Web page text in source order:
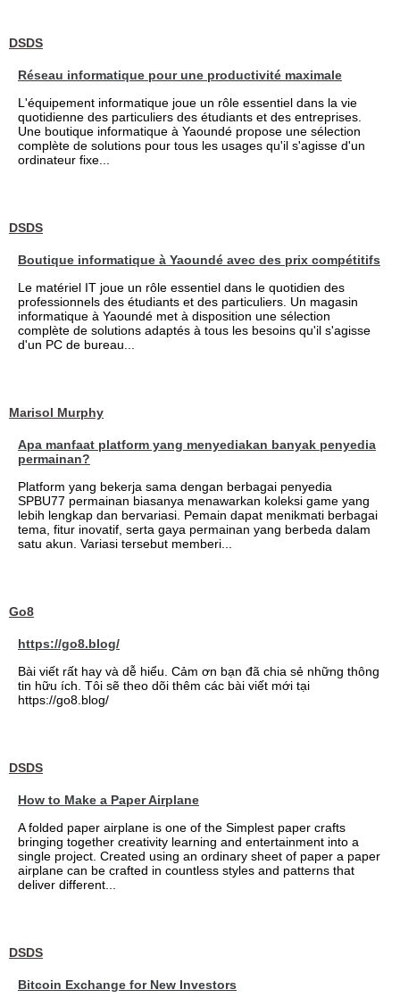
DSDS
Réseau informatique pour une productivité maximale
L'équipement informatique joue un rôle essentiel dans la vie
quotidienne des particuliers des étudiants et des entreprises.
Une boutique informatique à Yaoundé propose une sélection
complète de solutions pour tous les usages qu'il s'agisse d'un
ordinateur fixe...
DSDS
Boutique informatique à Yaoundé avec des prix compétitifs
Le matériel IT joue un rôle essentiel dans le quotidien des
professionnels des étudiants et des particuliers. Un magasin
informatique à Yaoundé met à disposition une sélection
complète de solutions adaptés à tous les besoins qu'il s'agisse
d'un PC de bureau...
Marisol Murphy
Apa manfaat platform yang menyediakan banyak penyedia
permainan?
Platform yang bekerja sama dengan berbagai penyedia
SPBU77 permainan biasanya menawarkan koleksi game yang
lebih lengkap dan bervariasi. Pemain dapat menikmati berbagai
tema, fitur inovatif, serta gaya permainan yang berbeda dalam
satu akun. Variasi tersebut memberi...
Go8
https://go8.blog/
Bài viết rất hay và dễ hiểu. Cảm ơn bạn đã chia sẻ những thông
tin hữu ích. Tôi sẽ theo dõi thêm các bài viết mới tại
https://go8.blog/
DSDS
How to Make a Paper Airplane
A folded paper airplane is one of the Simplest paper crafts
bringing together creativity learning and entertainment into a
single project. Created using an ordinary sheet of paper a paper
airplane can be crafted in countless styles and patterns that
deliver different...
DSDS
Bitcoin Exchange for New Investors